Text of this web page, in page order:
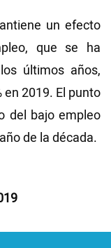
un efecto
que se ha
últimos años,
en 2019. El punto
del bajo empleo
de la década.